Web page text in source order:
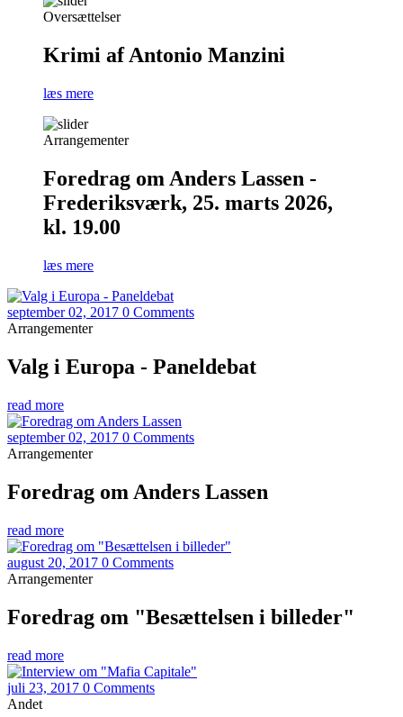
Oversættelser
Krimi af Antonio Manzini
læs mere
Arrangementer
Foredrag om Anders Lassen -
Frederiksværk, 25. marts 2026,
kl. 19.00
læs mere
september 02, 2017 0 Comments
Arrangementer
Valg i Europa - Paneldebat
read more
september 02, 2017 0 Comments
Arrangementer
Foredrag om Anders Lassen
read more
august 20, 2017 0 Comments
Arrangementer
Foredrag om "Besættelsen i billeder"
read more
juli 23, 2017 0 Comments
Andet